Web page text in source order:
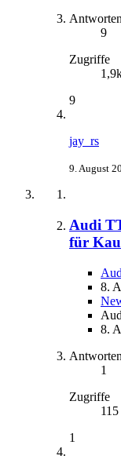
Antworten
9
Zugriffe
9
jay_rs
9. August
Audi
für
8.
8.
Antworten
1
Zugriffe
115
1